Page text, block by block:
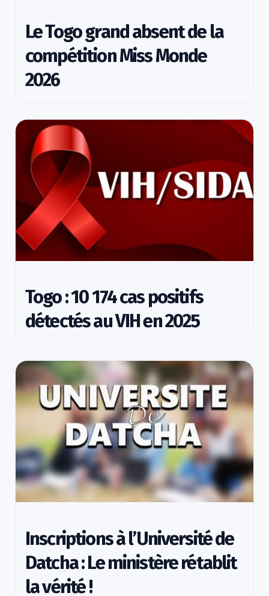
Le Togo grand absent de la
compétition Miss Monde
2026
Togo : 10 174 cas positifs
détectés au VIH en 2025
Inscriptions à l’Université de
Datcha : Le ministère rétablit
la vérité !